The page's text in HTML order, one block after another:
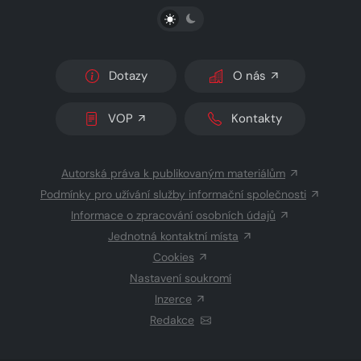
PŘEPNOUT SVĚTLÝ/TMAVÝ REŽIM
Dotazy O nás
VOP Kontakty
Autorská práva k publikovaným materiálům
Podmínky pro užívání služby informační společnosti
Informace o zpracování osobních údajů
Jednotná kontaktní místa
Cookies
Nastavení soukromí
Inzerce
Redakce